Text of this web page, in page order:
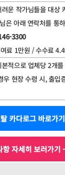
운 작가님들을 대상
은 아래 연락처를 통
3300
료 1만원 / 수수료
적으로 업체당 2개
우 현장 수령 시, 출입
카다로그 바로가
항 자세히 보러가